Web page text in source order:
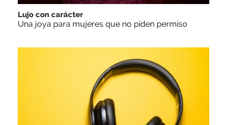
Lujo con carácter
Una joya para mujeres que no piden permiso